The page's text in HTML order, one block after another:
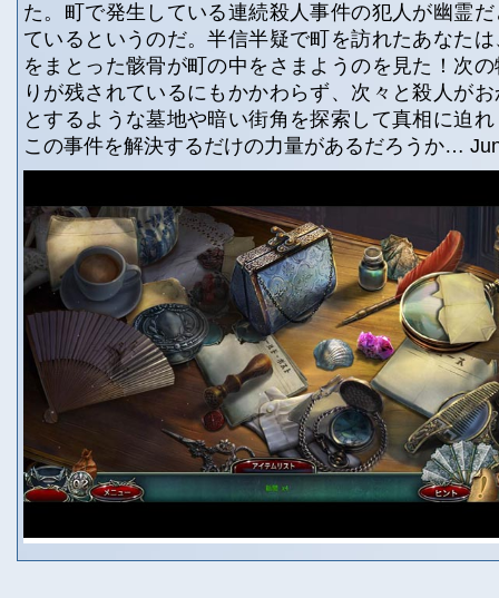
た。町で発生している連続殺人事件の犯人が幽霊
ているというのだ。半信半疑で町を訪れたあなた
をまとった骸骨が町の中をさまようのを見た！次
りが残されているにもかかわらず、次々と殺人が
とするような墓地や暗い街角を探索して真相に迫
この事件を解決するだけの力量があるだろうか…